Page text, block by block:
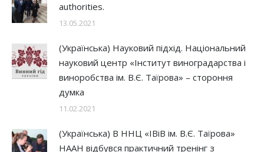
authorities.
13.05.2021
(Українська) Науковий підхід. Національний
науковий центр «Інститут виноградарства і
виноробства ім. В.Є. Таїрова» – стороння
думка
11.02.2021
(Українська) В ННЦ «ІВіВ ім. В.Є. Таїрова»
НААН відбувся практичний тренінг з